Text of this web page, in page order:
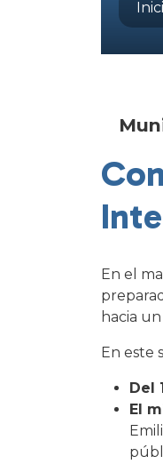
En el
hacia
En este
Del
El